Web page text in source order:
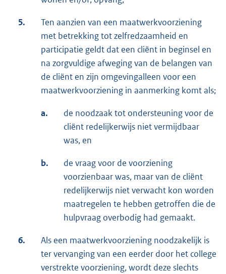
5.
Ten aanzien van een maatwerkvoorziening
met betrekking tot zelfredzaamheid en
participatie geldt dat een cliënt in beginsel en
na zorgvuldige afweging van de belangen van
de cliënt en zijn omgevingalleen voor een
maatwerkvoorziening in aanmerking komt als;
a.
de noodzaak tot ondersteuning voor de
cliënt redelijkerwijs niet vermijdbaar
was, en
b.
de vraag voor de voorziening
voorzienbaar was, maar van de cliënt
redelijkerwijs niet verwacht kon worden
maatregelen te hebben getroffen die de
hulpvraag overbodig had gemaakt.
6.
Als een maatwerkvoorziening noodzakelijk is
ter vervanging van een eerder door het college
verstrekte voorziening, wordt deze slechts